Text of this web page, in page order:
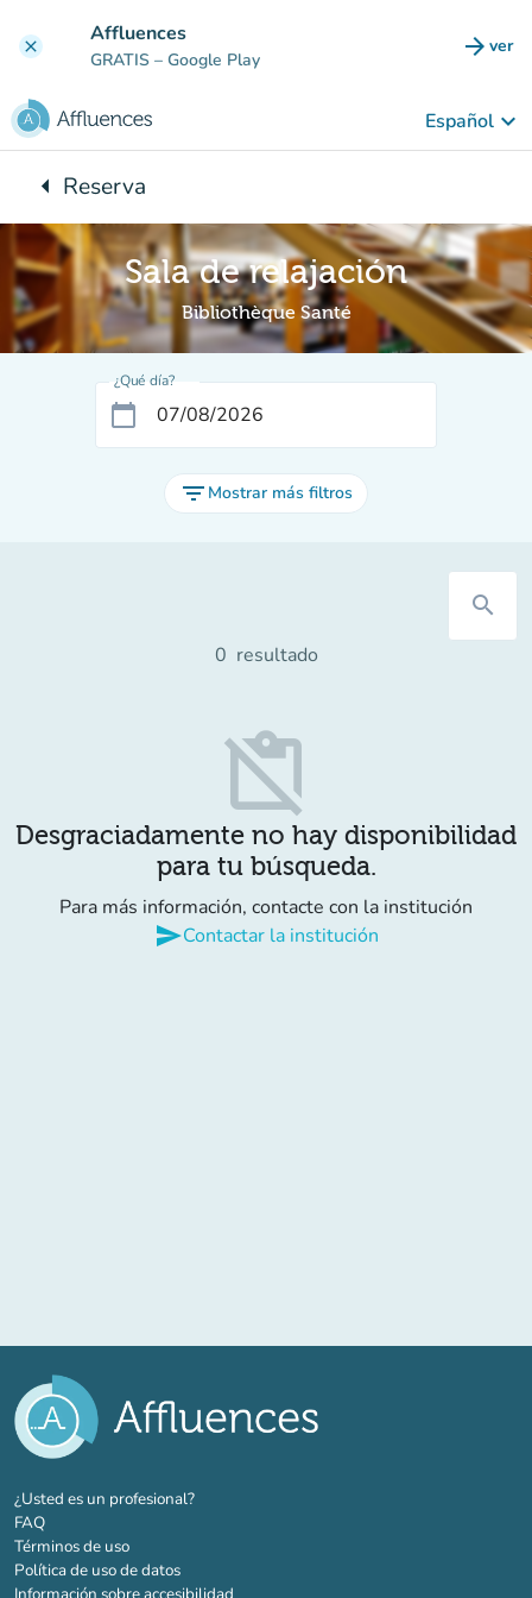
clear Affluences
GRATIS – Google Play arrow_forward ver
Español keyboard_arrow_down
arrow_leftVuelta:
Reserva
Sala de relajación
Bibliothèque Santé
¿Qué día?
calendar_today
filter_list Mostrar más filtros
search
0 resultado
content_paste_off
Desgraciadamente no hay disponibilidad
para tu búsqueda.
Para más información, contacte con la institución
sendContactar la institución
¿Usted es un profesional?(nueva pestaña)
FAQ
Términos de uso
Política de uso de datos